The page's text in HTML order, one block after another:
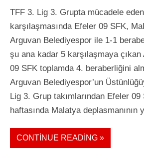
TFF 3. Lig 3. Grupta mücadele
karşılaşmasında Efeler 09 SFK,
Arguvan Belediyespor ile 1-1
şu ana kadar 5 karşılaşmaya çıkan
09 SFK toplamda 4. beraberliğini
Arguvan Belediyespor’un
Lig 3. Grup takımlarından Efeler 09
haftasında Malatya
CONTINUE READING »